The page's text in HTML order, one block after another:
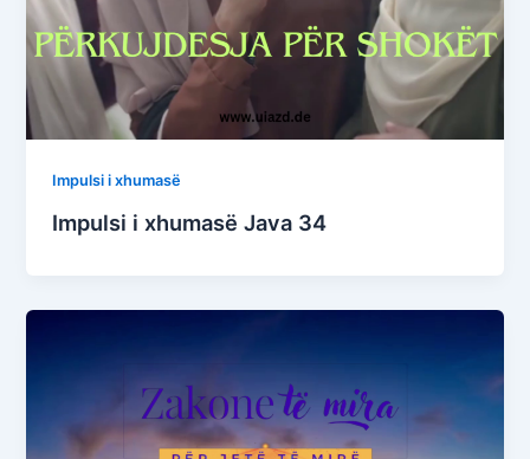
Impulsi i xhumasë
Impulsi i xhumasë Java 34